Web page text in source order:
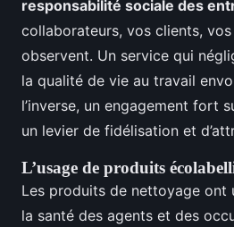
responsabilité sociale des
collaborateurs, vos clients,
observent. Un service qui
la qualité de vie au travail
l’inverse, un engagement fort
un levier de fidélisation et
L’usage de produits
Les produits de nettoyage ont
la santé des agents et des